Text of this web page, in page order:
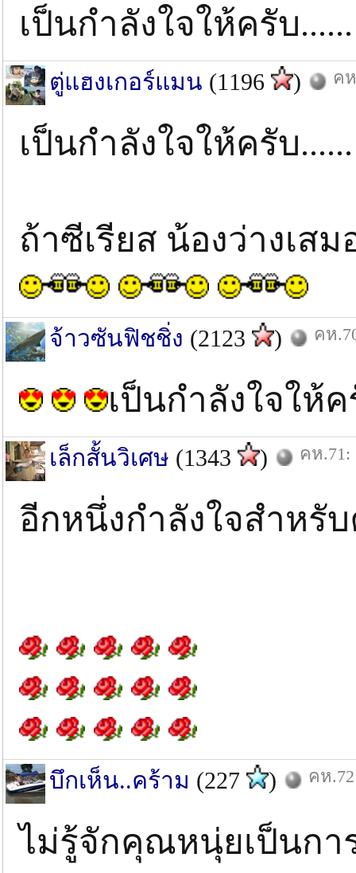
เป็นกำลังใจให้ครับ
ตู่แฮงเกอร์แมน (1196 ) ค
เป็นกำลังใจให้ครับ
ถ้าซีเรียส น้องว่างเส
จ้าวซันฟิชชิ่ง (2123 ) คห
เป็นกำลังใจให้
เล็กสั้นวิเศษ (1343 ) คห.71:
อีกหนึ่งกำลังใจสำหรั
บึกเห็น..คร้าม (227 ) คห
ไม่รู้จักคุณหนุ่ยเป็นกา